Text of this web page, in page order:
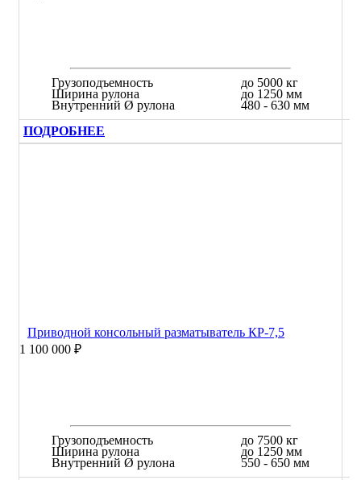
Грузоподъемность
Ширина рулона
Внутренний Ø рулона
до 5000 кг
до 1250 мм
480 - 630 мм
ПОДРОБНЕЕ
Приводной консольный разматыватель КР-7,5
1 100 000 ₽
Грузоподъемность
Ширина рулона
Внутренний Ø рулона
до 7500 кг
до 1250 мм
550 - 650 мм